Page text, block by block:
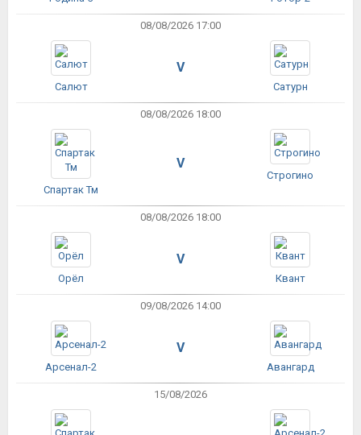
08/08/2026 17:00
Салют
V
Сатурн
08/08/2026 18:00
Спартак Тм
V
Строгино
08/08/2026 18:00
Орёл
V
Квант
09/08/2026 14:00
Арсенал-2
V
Авангард
15/08/2026